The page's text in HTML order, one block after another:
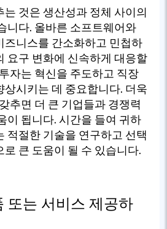
것은 생산성과 정체 사이의
니다. 올바른 소프트웨어와
즈니스를 간소화하고 민첩하
요구 변화에 신속하게 대응할
자는 혁신을 주도하고 직장
상시키는 데 중요합니다. 더욱
추면 더 큰 기업들과 경쟁력
이 됩니다. 시간을 들여 귀하
적절한 기술을 연구하고 선택
큰 도움이 될 수 있습니다.
또는 서비스 제공하